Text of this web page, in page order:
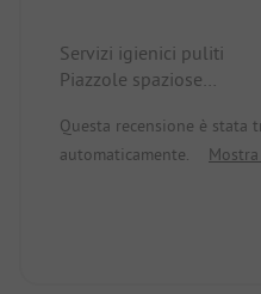
Servizi igienici puliti
Piazzole spaziose
Questa recensione è stata
automaticamente.